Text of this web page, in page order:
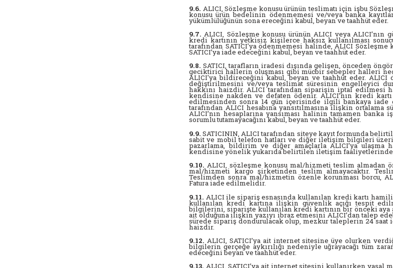
9.6. ALICI, Sözleşme konusu ürünün teslimatı için işbu
konusu ürün bedelinin ödenmemesi ve/veya banka
yükümlülüğünün sona ereceğini kabul, beyan ve taahhüt eder.
9.7. ALICI, Sözleşme konusu ürünün ALICI veya
kredi kartının yetkisiz kişilerce haksız kullanılması
tarafından SATICI'ya ödenmemesi halinde, ALICI
SATICI’ya iade edeceğini kabul, beyan ve taahhüt eder.
9.8. SATICI, tarafların iradesi dışında gelişen, önceden
geciktirici hallerin oluşması gibi mücbir sebepler halleri
ALICI'ya bildireceğini kabul, beyan ve taahhüt eder.
değiştirilmesini ve/veya teslimat süresinin engelleyici
hakkını haizdir. ALICI tarafından siparişin iptal edilmesi
kendisine nakden ve defaten ödenir. ALICI’nın kredi
edilmesinden sonra 14 gün içerisinde ilgili bankaya iade
tarafından ALICI hesabına yansıtılmasına ilişkin
ALICI’nın hesaplarına yansıması halinin tamamen
sorumlu tutamayacağını kabul, beyan ve taahhüt eder.
9.9. SATICININ, ALICI tarafından siteye kayıt formunda
sabit ve mobil telefon hatları ve diğer iletişim bilgileri
pazarlama, bildirim ve diğer amaçlarla ALICI’ya ulaşma
kendisine yönelik yukarıda belirtilen iletişim
9.10. ALICI, sözleşme konusu mal/hizmeti teslim almadan
mal/hizmeti kargo şirketinden teslim almayacaktır.
Teslimden sonra mal/hizmetin özenle korunması borcu,
Fatura iade edilmelidir.
9.11. ALICI ile sipariş esnasında kullanılan kredi kartı
kullanılan kredi kartına ilişkin güvenlik açığı tespit
bilgilerini, siparişte kullanılan kredi kartının bir önceki
ait olduğuna ilişkin yazıyı ibraz etmesini ALICI’dan talep
sürede sipariş dondurulacak olup, mezkur taleplerin 24 saat
haizdir.
9.12. ALICI, SATICI’ya ait internet sitesine üye olurken
bilgilerin gerçeğe aykırılığı nedeniyle uğrayacağı tüm
edeceğini beyan ve taahhüt eder.
9.13. ALICI, SATICI’ya ait internet sitesini kullanırken yasal